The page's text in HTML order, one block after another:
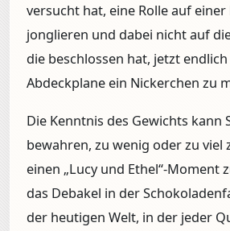
versucht hat, eine Rolle auf einer
jonglieren und dabei nicht auf
die beschlossen hat, jetzt
Abdeckplane ein Nickerchen zu
Die Kenntnis des Gewichts kann
bewahren, zu wenig oder zu viel
einen „Lucy und Ethel“-Moment
das Debakel in der
der heutigen Welt, in der jeder